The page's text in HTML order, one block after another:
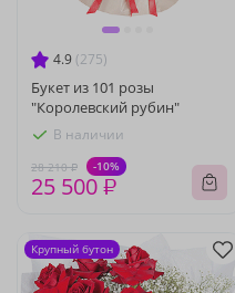
4.9 (275)
Букет из 101 розы
"Королевский рубин"
В наличии
28 210 ₽ -10%
25 500 ₽
Крупный бутон